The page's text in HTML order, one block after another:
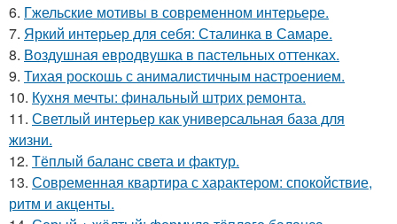
6. Гжельские мотивы в современном интерьере.
7. Яркий интерьер для себя: Сталинка в Самаре.
8. Воздушная евродвушка в пастельных оттенках.
9. Тихая роскошь с анималистичным настроением.
10. Кухня мечты: финальный штрих ремонта.
11. Светлый интерьер как универсальная база для
жизни.
12. Тёплый баланс света и фактур.
13. Современная квартира с характером: спокойствие,
ритм и акценты.